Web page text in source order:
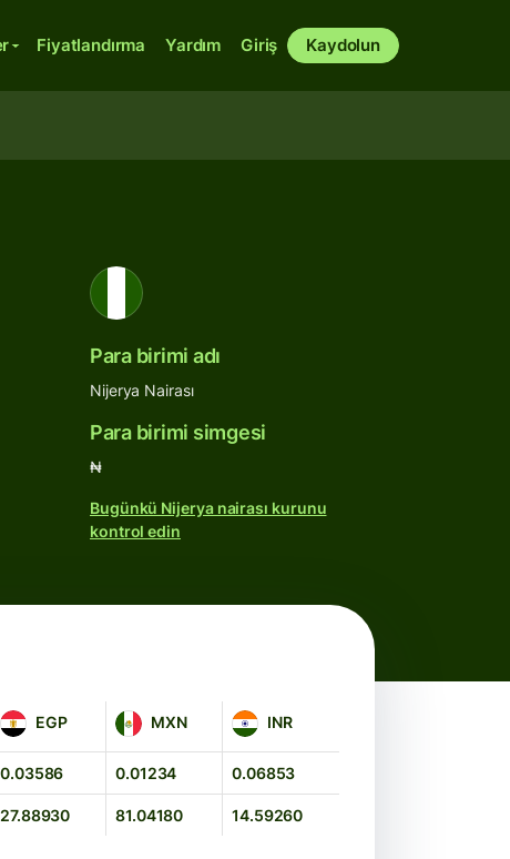
Fiyatlandırma Yardım Giriş Kaydolun
Para birimi adı
Nijerya Nairası
Para birimi simgesi
₦
Bugünkü Nijerya nairası kurunu
kontrol edin
EGP
EGP MXN
MXN INR
INR
0.03586 0.01234 0.06853
27.88930 81.04180 14.59260